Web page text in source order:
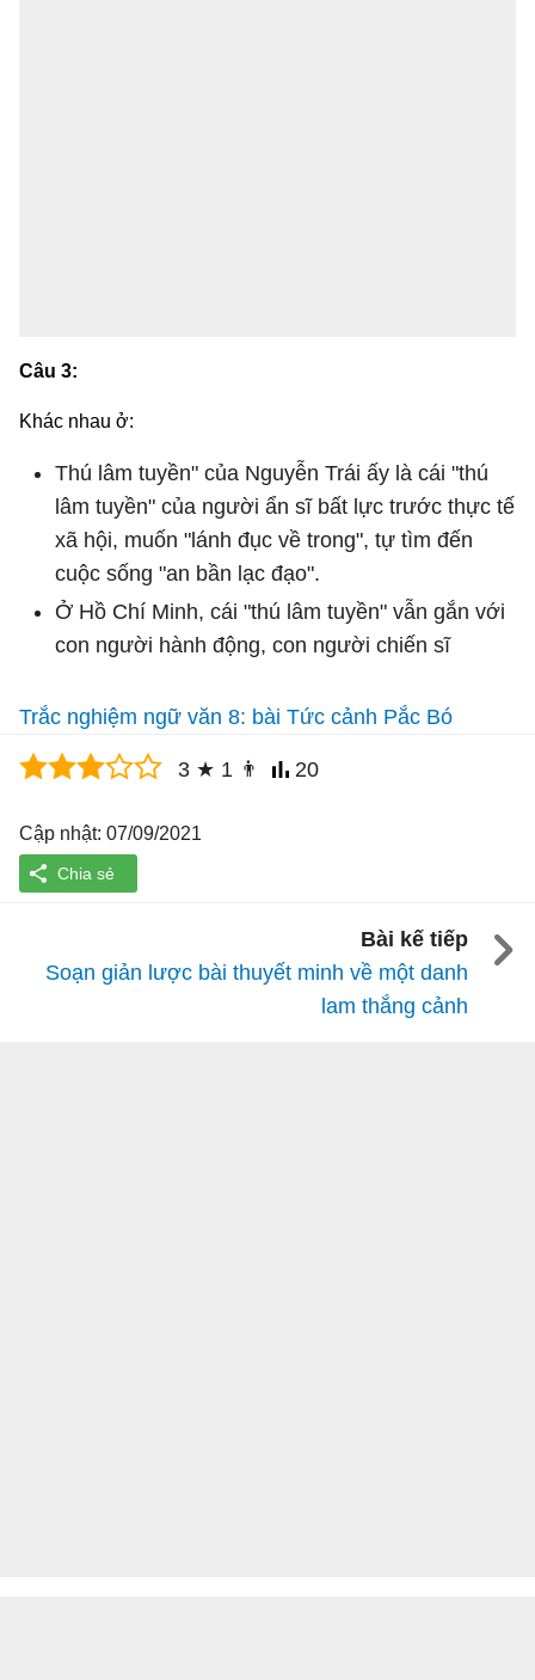
Câu 3:
Khác nhau ở:
Thú lâm tuyền" của Nguyễn Trái ấy là cái "thú
lâm tuyền" của người ẩn sĩ bất lực trước thực tế
xã hội, muốn "lánh đục về trong", tự tìm đến
cuộc sống "an bần lạc đạo".
Ở Hồ Chí Minh, cái "thú lâm tuyền" vẫn gắn với
con người hành động, con người chiến sĩ
Trắc nghiệm ngữ văn 8: bài Tức cảnh Pắc Bó
3 ★ 1 👨 20
Cập nhật: 07/09/2021
Bài kế tiếp
Soạn giản lược bài thuyết minh về một danh
lam thắng cảnh